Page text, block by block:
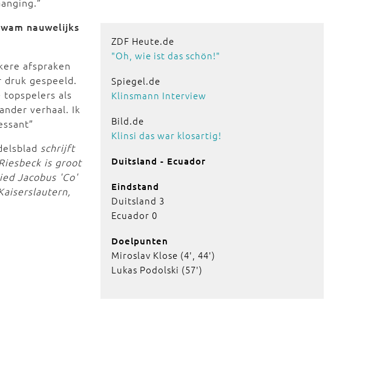
nauwelijks
afspraken
gespeeld.
topspelers als
verhaal. Ik
schrijft
is groot
Jacobus 'Co'
ZDF Heute.de
"Oh, wie ist das schön!"
Spiegel.de
Klinsmann Interview
Bild.de
Klinsi das war klosartig!
Duitsland - Ecuador
Eindstand
Duitsland 3
Ecuador 0
Doelpunten
Miroslav Klose (4', 44')
Lukas Podolski (57')